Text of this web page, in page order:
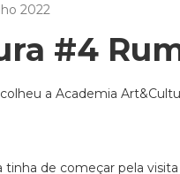
2022
#4
a Academia
tinha de começar pela